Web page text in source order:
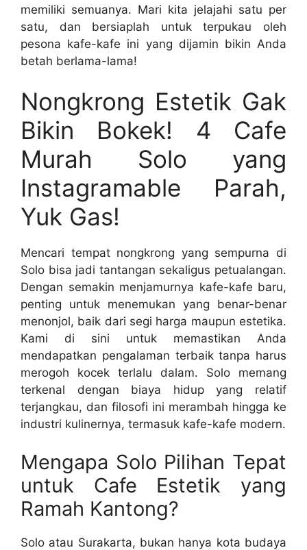
memiliki semuanya. Mari kita jelajahi satu per
satu, dan bersiaplah untuk terpukau oleh
pesona kafe-kafe ini yang dijamin bikin Anda
betah berlama-lama!
Nongkrong Estetik Gak
Bikin Bokek! 4 Cafe
Murah Solo yang
Instagramable Parah,
Yuk Gas!
Mencari tempat nongkrong yang sempurna di
Solo bisa jadi tantangan sekaligus petualangan.
Dengan semakin menjamurnya kafe-kafe baru,
penting untuk menemukan yang benar-benar
menonjol, baik dari segi harga maupun estetika.
Kami di sini untuk memastikan Anda
mendapatkan pengalaman terbaik tanpa harus
merogoh kocek terlalu dalam. Solo memang
terkenal dengan biaya hidup yang relatif
terjangkau, dan filosofi ini merambah hingga ke
industri kulinernya, termasuk kafe-kafe modern.
Mengapa Solo Pilihan Tepat
untuk Cafe Estetik yang
Ramah Kantong?
Solo atau Surakarta, bukan hanya kota budaya